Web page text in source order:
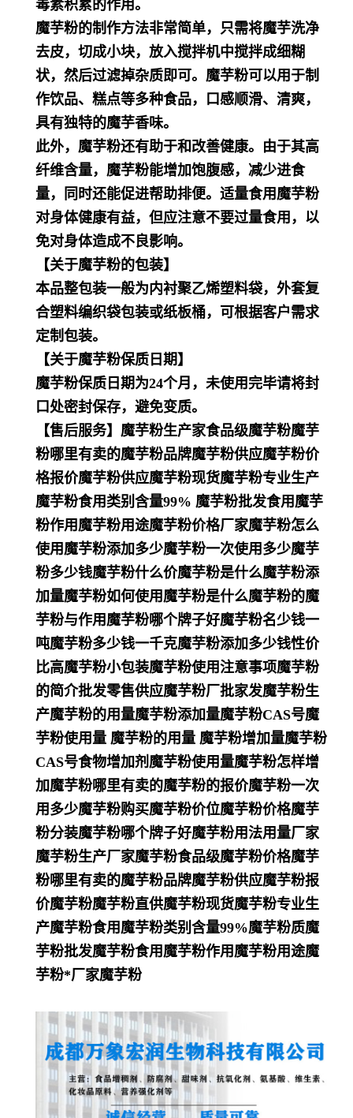
毒素积累的作用。
魔芋粉的制作方法非常简单，只需将魔芋洗净
去皮，切成小块，放入搅拌机中搅拌成细糊
状，然后过滤掉杂质即可。魔芋粉可以用于制
作饮品、糕点等多种食品，口感顺滑、清爽，
具有独特的魔芋香味。
此外，魔芋粉还有助于和改善健康。由于其高
纤维含量，魔芋粉能增加饱腹感，减少进食
量，同时还能促进帮助排便。适量食用魔芋粉
对身体健康有益，但应注意不要过量食用，以
免对身体造成不良影响。
【关于魔芋粉的包装】
本品整包装一般为内衬聚乙烯塑料袋，外套复
合塑料编织袋包装或纸板桶，可根据客户需求
定制包装。
【关于魔芋粉保质日期】
魔芋粉保质日期为24个月，未使用完毕请将封
口处密封保存，避免变质。
【售后服务】魔芋粉生产家食品级魔芋粉魔芋
粉哪里有卖的魔芋粉品牌魔芋粉供应魔芋粉价
格报价魔芋粉供应魔芋粉现货魔芋粉专业生产
魔芋粉食用类别含量99% 魔芋粉批发食用魔芋
粉作用魔芋粉用途魔芋粉价格厂家魔芋粉怎么
使用魔芋粉添加多少魔芋粉一次使用多少魔芋
粉多少钱魔芋粉什么价魔芋粉是什么魔芋粉添
加量魔芋粉如何使用魔芋粉是什么魔芋粉的魔
芋粉与作用魔芋粉哪个牌子好魔芋粉名少钱一
吨魔芋粉多少钱一千克魔芋粉添加多少钱性价
比高魔芋粉小包装魔芋粉使用注意事项魔芋粉
的简介批发零售供应魔芋粉厂批家发魔芋粉生
产魔芋粉的用量魔芋粉添加量魔芋粉CAS号魔
芋粉使用量 魔芋粉的用量 魔芋粉增加量魔芋粉
CAS号食物增加剂魔芋粉使用量魔芋粉怎样增
加魔芋粉哪里有卖的魔芋粉的报价魔芋粉一次
用多少魔芋粉购买魔芋粉价位魔芋粉价格魔芋
粉分装魔芋粉哪个牌子好魔芋粉用法用量厂家
魔芋粉生产厂家魔芋粉食品级魔芋粉价格魔芋
粉哪里有卖的魔芋粉品牌魔芋粉供应魔芋粉报
价魔芋粉魔芋粉直供魔芋粉现货魔芋粉专业生
产魔芋粉食用魔芋粉类别含量99%魔芋粉质魔
芋粉批发魔芋粉食用魔芋粉作用魔芋粉用途魔
芋粉*厂家魔芋粉